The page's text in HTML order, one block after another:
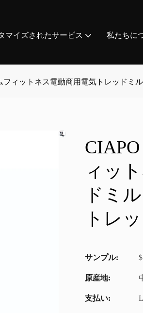
マイズされたサービス 私たちに
フィットネス電動商用電気トレッドミ
ィッ
ドミ
トレ
サンプル:
原産地:
支払い: